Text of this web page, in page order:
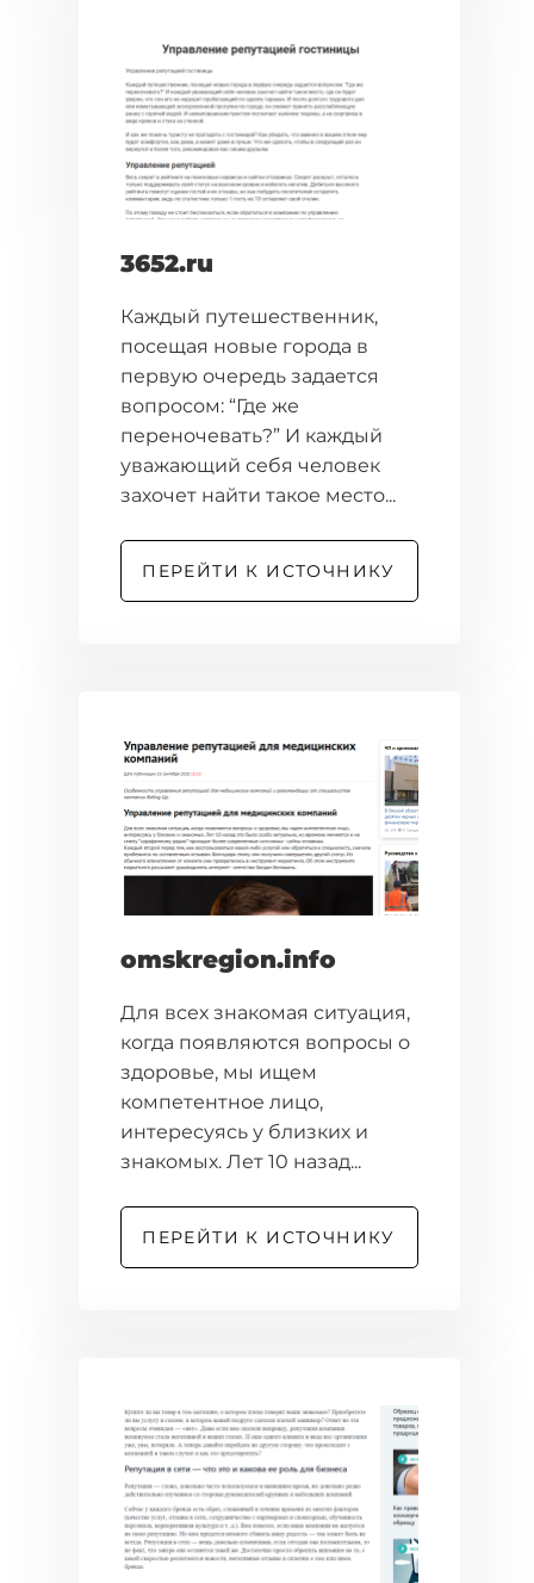
3652.ru
Каждый путешественник,
посещая новые города в
первую очередь задается
вопросом: “Где же
переночевать?” И каждый
уважающий себя человек
захочет найти такое место...
ПЕРЕЙТИ К ИСТОЧНИКУ
omskregion.info
Для всех знакомая ситуация,
когда появляются вопросы о
здоровье, мы ищем
компетентное лицо,
интересуясь у близких и
знакомых. Лет 10 назад...
ПЕРЕЙТИ К ИСТОЧНИКУ